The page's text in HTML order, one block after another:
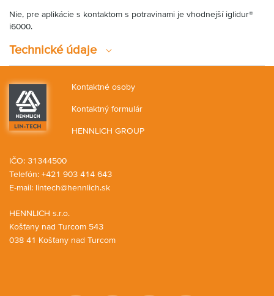
Nie, pre aplikácie s kontaktom s potravinami je vhodnejší iglidur®
i6000.
Technické údaje
Kontaktné osoby
Kontaktný formulár
HENNLICH GROUP
HENNLICH s.r.o.
Košťany nad Turcom 543
038 41 Košťany nad Turcom
IČO: 31344500
Telefón: +421 903 414 643
E-mail: lintech@hennlich.sk